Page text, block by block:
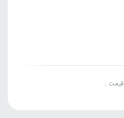
قیمت :